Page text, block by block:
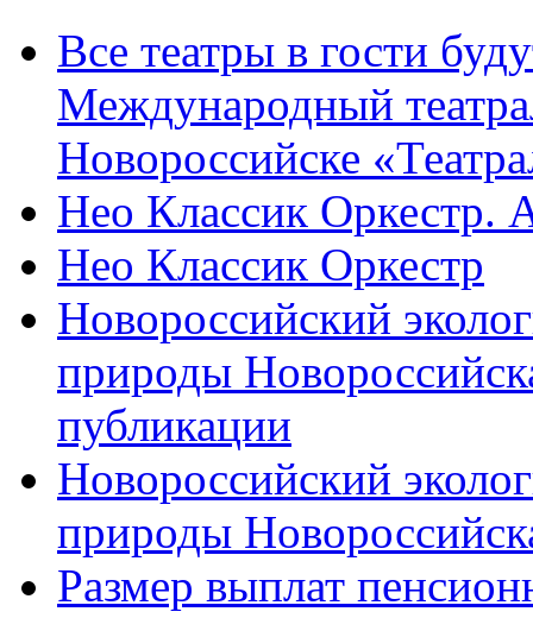
Все театры в гости
Международный
Новороссийске
Нео Классик Оркестр.
Нео Классик Оркестр
Новороссийский
природы
публикации
Новороссийский
природы
Размер выплат